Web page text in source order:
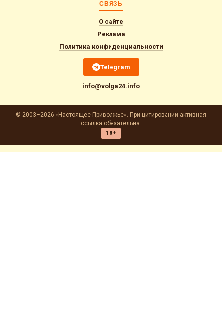
СВЯЗЬ
О сайте
Реклама
Политика конфиденциальности
Telegram
info@volga24.info
© 2003–2026 «Настоящее Приволжье». При цитировании активная
ссылка обязательна.
18+